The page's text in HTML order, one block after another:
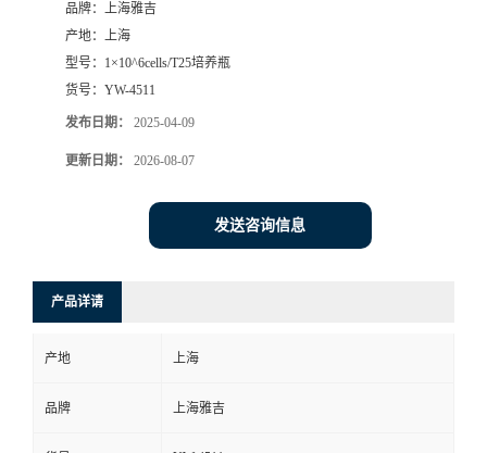
品牌： 上海雅吉
产地： 上海
型号： 1×10^6cells/T25培养瓶
货号： YW-4511
发布日期： 2025-04-09
更新日期： 2026-08-07
发送咨询信息
产品详请
产地 上海
品牌 上海雅吉